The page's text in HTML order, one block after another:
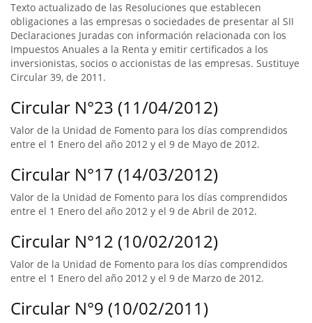
Texto actualizado de las Resoluciones que establecen
obligaciones a las empresas o sociedades de presentar al SII
Declaraciones Juradas con información relacionada con los
Impuestos Anuales a la Renta y emitir certificados a los
inversionistas, socios o accionistas de las empresas. Sustituye
Circular 39, de 2011.
Circular N°23 (11/04/2012)
Valor de la Unidad de Fomento para los días comprendidos
entre el 1 Enero del año 2012 y el 9 de Mayo de 2012.
Circular N°17 (14/03/2012)
Valor de la Unidad de Fomento para los días comprendidos
entre el 1 Enero del año 2012 y el 9 de Abril de 2012.
Circular N°12 (10/02/2012)
Valor de la Unidad de Fomento para los días comprendidos
entre el 1 Enero del año 2012 y el 9 de Marzo de 2012.
Circular N°9 (10/02/2011)